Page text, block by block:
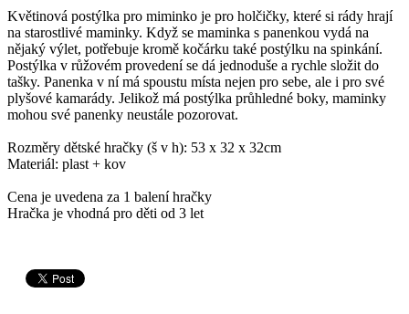
Květinová postýlka pro miminko je pro holčičky, které si rády hrají
na starostlivé maminky. Když se maminka s panenkou vydá na
nějaký výlet, potřebuje kromě kočárku také postýlku na spinkání.
Postýlka v růžovém provedení se dá jednoduše a rychle složit do
tašky. Panenka v ní má spoustu místa nejen pro sebe, ale i pro své
plyšové kamarády. Jelikož má postýlka průhledné boky, maminky
mohou své panenky neustále pozorovat.
Rozměry dětské hračky (š v h): 53 x 32 x 32cm
Materiál: plast + kov
Cena je uvedena za 1 balení hračky
Hračka je vhodná pro děti od 3 let